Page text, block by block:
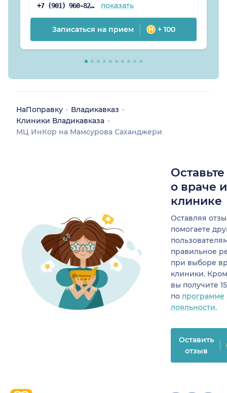
+7 (901) 960-82-75 показать
Записаться на прием + 100
НаПоправку
Владикавказ
Клиники Владикавказа
МЦ ИнКор на Мамсурова Саханджери
о враче
клинике
Оставляя
помогаете
правильное
при выборе
клиники.
вы получите
по программе
лояльности.
Оставить
отзыв